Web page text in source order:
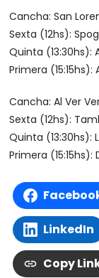
Cancha: San
Sexta (12hs):
Quinta (13:30hs):
Primera
Cancha: Al Ver
Sexta (12hs):
Quinta (13:30hs):
Primera
LinkedIn
Copy